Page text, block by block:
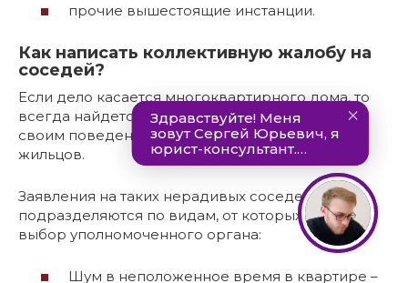
прочие вышестоящие инстанции.
Как написать коллективную жалобу на
соседей?
Если дело касается многоквартирного дома, то
всегда найдется сосед, который испытывает
своим поведением и образом жизни терпение
жильцов.
Заявления на таких нерадивых соседей
подразделяются по видам, от которых зависит
выбор уполномоченного органа:
Шум в неположенное время в квартире –